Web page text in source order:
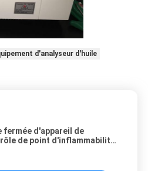
d'analyseur d'huile
fermée d'appareil de
de point d'inflammabilité